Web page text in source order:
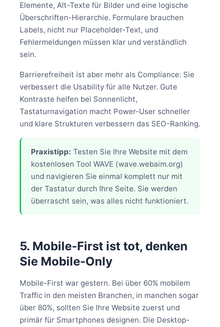
Elemente, Alt-Texte für Bilder und eine logische
Überschriften-Hierarchie. Formulare brauchen
Labels, nicht nur Placeholder-Text, und
Fehlermeldungen müssen klar und verständlich
sein.
Barrierefreiheit ist aber mehr als Compliance: Sie
verbessert die Usability für alle Nutzer. Gute
Kontraste helfen bei Sonnenlicht,
Tastaturnavigation macht Power-User schneller
und klare Strukturen verbessern das SEO-Ranking.
Praxistipp: Testen Sie Ihre Website mit dem
kostenlosen Tool WAVE (wave.webaim.org)
und navigieren Sie einmal komplett nur mit
der Tastatur durch Ihre Seite. Sie werden
überrascht sein, was alles nicht funktioniert.
5. Mobile-First ist tot, denken
Sie Mobile-Only
Mobile-First war gestern. Bei über 60% mobilem
Traffic in den meisten Branchen, in manchen sogar
über 80%, sollten Sie Ihre Website zuerst und
primär für Smartphones designen. Die Desktop-